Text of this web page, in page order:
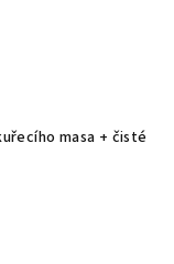
masa + čisté